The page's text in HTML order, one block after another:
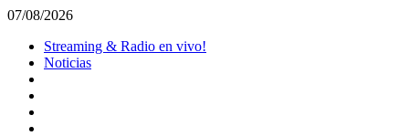
Saltar
contenido
07/08/2026
Streaming & Radio en vivo!
Noticias